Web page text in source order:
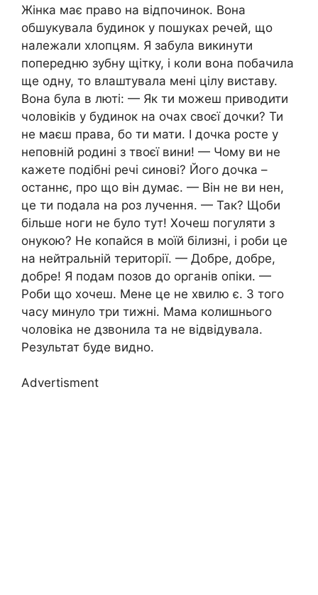
Жінка має право на відпочинок. Вона
обшукувала будинок у пошуках речей, що
належали хлопцям. Я забула викинути
попередню зубну щітку, і коли вона побачила
ще одну, то влаштувала мені цілу виставу.
Вона була в люті: — Як ти можеш приводити
чоловіків у будинок на очах своєї дочки? Ти
не маєш права, бо ти мати. І дочка росте у
неповній родині з твоєї вини! — Чому ви не
кажете подібні речі синові? Його дочка –
останнє, про що він думає. — Він не ви нен,
це ти подала на роз лучення. — Так? Щоби
більше ноги не було тут! Хочеш погуляти з
онукою? Не копайся в моїй білизні, і роби це
на нейтральній території. — Добре, добре,
добре! Я подам позов до органів опіки. —
Роби що хочеш. Мене це не хвилю є. З того
часу минуло три тижні. Мама колишнього
чоловіка не дзвонила та не відвідувала.
Результат буде видно.
Advertisment